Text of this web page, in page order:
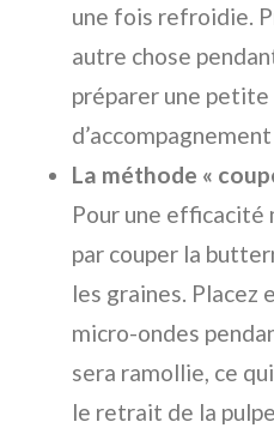
une fois refroidie.
autre chose
préparer une petite
La méthode «
Pour une efficacité
par couper la
les graines. Placez
micro-ondes
sera ramollie, ce
le retrait de la